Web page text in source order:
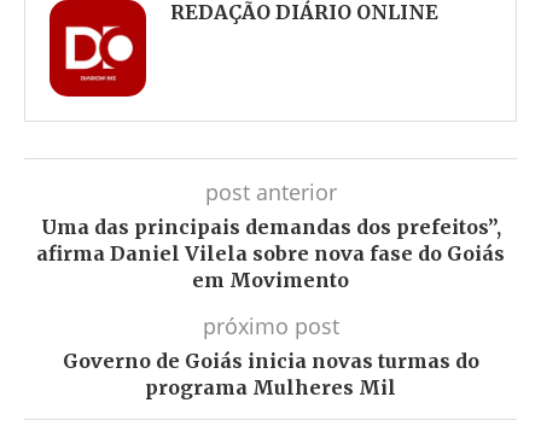
REDAÇÃO DIÁRIO ONLINE
post anterior
Uma das principais demandas dos prefeitos”,
afirma Daniel Vilela sobre nova fase do Goiás
em Movimento
próximo post
Governo de Goiás inicia novas turmas do
programa Mulheres Mil